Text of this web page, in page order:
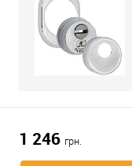
1 246 грн.